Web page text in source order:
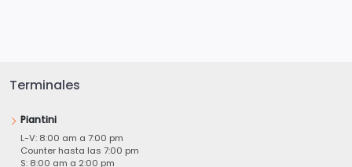
Terminales
Piantini
L-V: 8:00 am a 7:00 pm
Counter hasta las 7:00 pm
S: 8:00 am a 2:00 pm